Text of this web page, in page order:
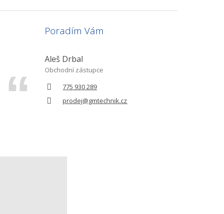
Poradím Vám
Aleš Drbal
Obchodní zástupce
775 930 289
prodej@gmtechnik.cz